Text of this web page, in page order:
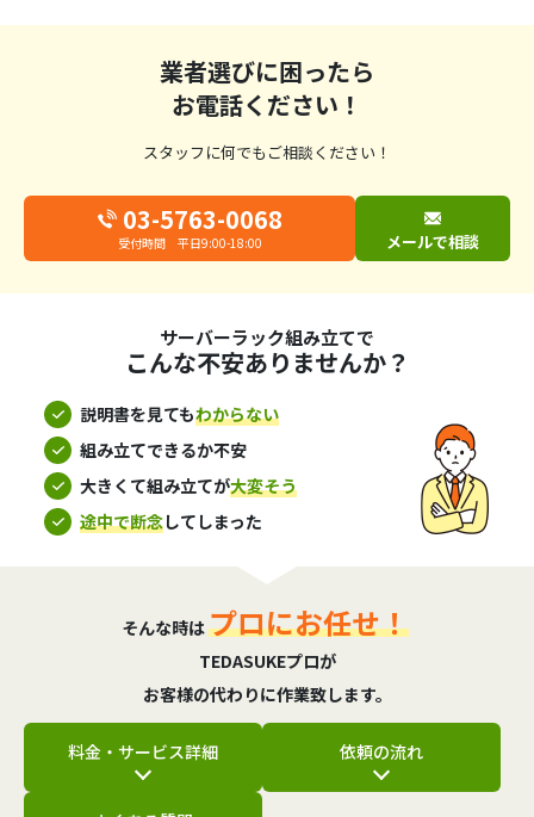
業者選びに困ったら
お電話ください！
スタッフに何でもご相談ください！
03-5763-0068
受付時間 平日9:00-18:00 メールで相談
サーバーラック組み立てで
こんな不安ありませんか？
説明書を見てもわからない
組み立てできるか不安
大きくて組み立てが大変そう
途中で断念してしまった
そんな時はプロにお任せ！
TEDASUKEプロが
お客様の代わりに作業致します。
料金・サービス詳細 依頼の流れ